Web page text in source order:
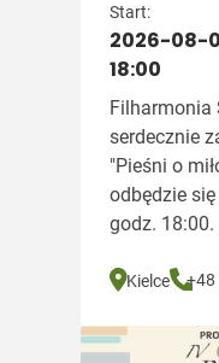
Start:
2026-08-
18:00
Filharmonia
serdecznie
"Pieśni o
odbędzie
godz. 18:00.
Kielce +48